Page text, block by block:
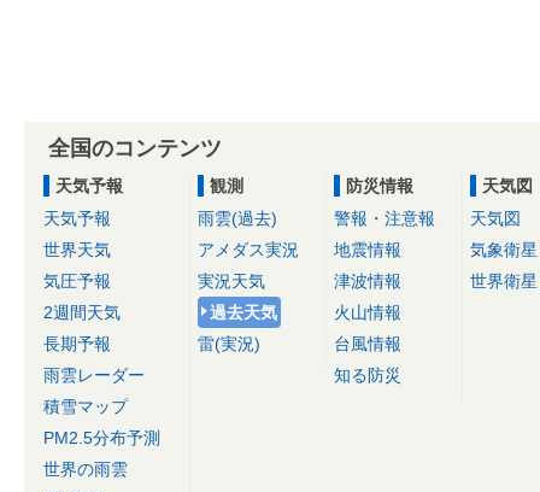
全国のコンテンツ
天気予報
天気予報
世界天気
気圧予報
2週間天気
長期予報
雨雲レーダー
積雪マップ
PM2.5分布予測
世界の雨雲
観測
雨雲(過去)
アメダス実況
実況天気
過去天気
雷(実況)
防災情報
警報・注意報
地震情報
津波情報
火山情報
台風情報
知る防災
天気図
天気図
気象衛星
世界衛星